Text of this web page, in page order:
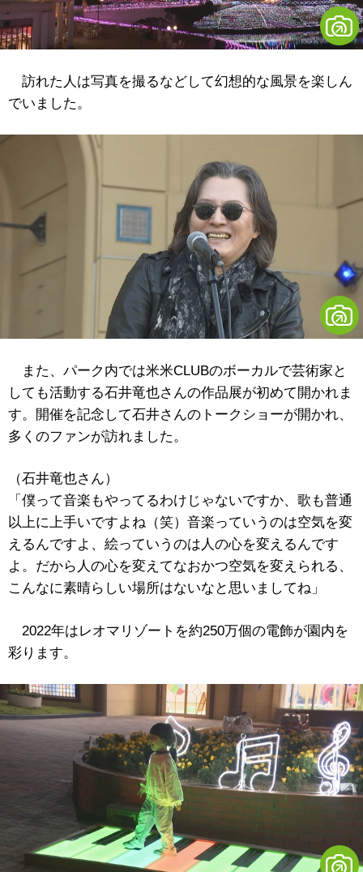
訪れた人は写真を撮るなどして幻想的な風景を楽しん
でいました。
また、パーク内では米米CLUBのボーカルで芸術家と
しても活動する石井竜也さんの作品展が初めて開かれま
す。開催を記念して石井さんのトークショーが開かれ、
多くのファンが訪れました。
（石井竜也さん）
「僕って音楽もやってるわけじゃないですか、歌も普通
以上に上手いですよね（笑） 音楽っていうのは空気を変
えるんですよ、絵っていうのは人の心を変えるんです
よ。だから人の心を変えてなおかつ空気を変えられる、
こんなに素晴らしい場所はないなと思いましてね」
2022年はレオマリゾートを約250万個の電飾が園内を
彩ります。